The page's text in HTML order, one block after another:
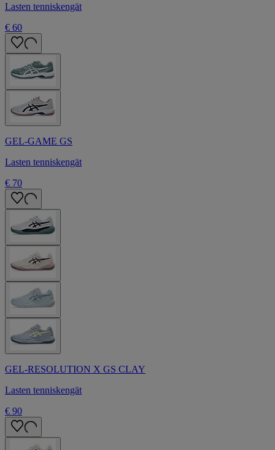
Lasten tenniskengät
€ 60
GEL-GAME GS
Lasten tenniskengät
€ 70
GEL-RESOLUTION X GS CLAY
Lasten tenniskengät
€ 90